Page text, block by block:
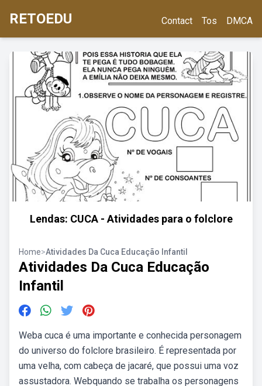
RETOEDU Contact Tos DMCA
Lendas: CUCA - Atividades para o folclore
Home>Atividades Da Cuca Educação Infantil
Atividades Da Cuca Educação
Infantil
Weba cuca é uma importante e conhecida personagem
do universo do folclore brasileiro. É representada por
uma velha, com cabeça de jacaré, que possui uma voz
assustadora. Webquando se trabalha os personagens